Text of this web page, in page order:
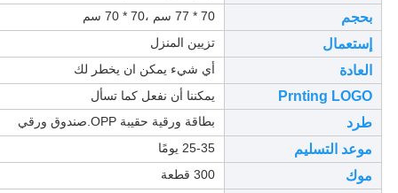
بحجم 70 * 77 سم ، 70 * 70 سم
إستعمال تزيين المنزل
العادة أي شيء يمكن ان يخطر لك
Prnting LOGO يمكننا أن نفعل كما تسأل
طرد بطاقة ورقية حقيبة OPP.صندوق ورقي
موعد التسليم 25-35 يومًا
موك 300 قطعة